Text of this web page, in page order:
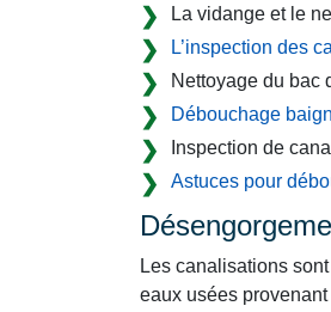
La vidange et le
L’inspection des
Nettoyage du bac
Débouchage
Inspection de
Astuces pour
Les canalisations
eaux usées